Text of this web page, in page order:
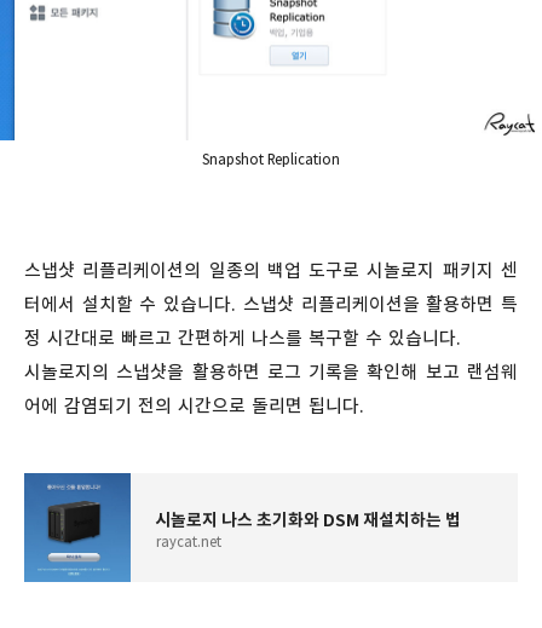
Snapshot Replication
스냅샷 리플리케이션의 일종의 백업 도구로 시놀로지 패키지 센
터에서 설치할 수 있습니다. 스냅샷 리플리케이션을 활용하면 특
정 시간대로 빠르고 간편하게 나스를 복구할 수 있습니다.
시놀로지의 스냅샷을 활용하면 로그 기록을 확인해 보고 랜섬웨
어에 감염되기 전의 시간으로 돌리면 됩니다.
시놀로지 나스 초기화와 DSM 재설치하는 법
raycat.net